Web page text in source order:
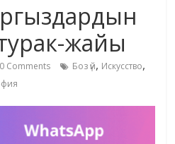
жайы
0 Comments Боз үй, Искусство,